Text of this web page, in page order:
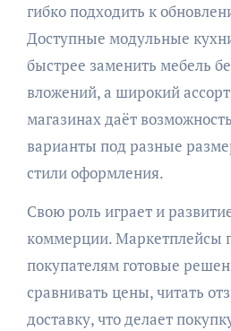
гибко подходить к
Доступные модульные
быстрее заменить мебель
вложений, а широкий
магазинах даёт
варианты под разные
стили оформления.
Свою роль играет и
коммерции. Маркетплейсы
покупателям готовые
сравнивать цены, читать
доставку, что делает